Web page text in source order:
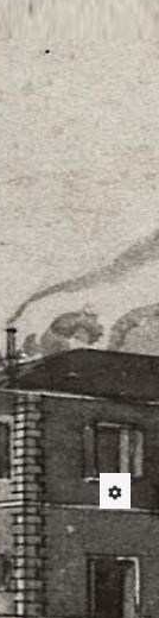
pod nazivom
EU Territorial
focused on
Ionian Area“ u
2018. u
«Tjedan
tijekom kojega